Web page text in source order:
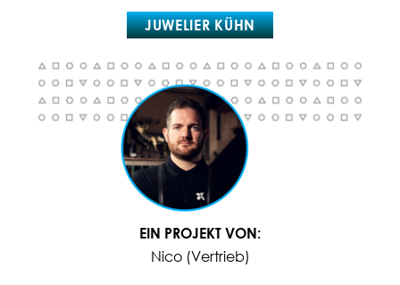
JUWELIER KÜHN
EIN PROJEKT VON:
Nico (Vertrieb)